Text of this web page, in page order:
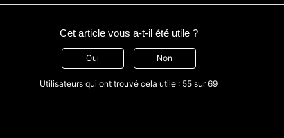
Cet article vous a-t-il été utile ?
Oui Non
Utilisateurs qui ont trouvé cela utile : 55 sur 69